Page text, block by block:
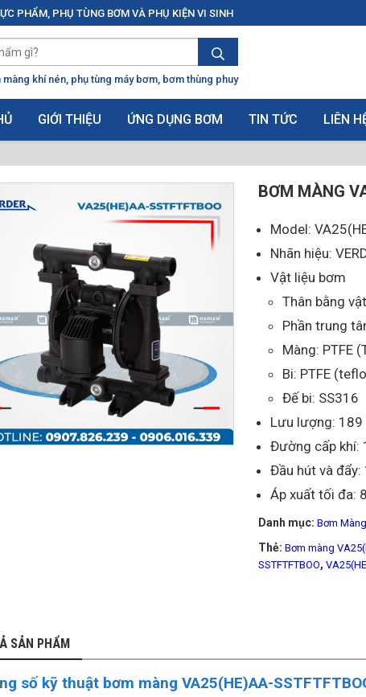
PHẨM, PHỤ TÙNG BƠM VÀ PHỤ KIỆN VI SINH
màng khí nén phụ tùng máy bơm bơm thùng phuy
GIỚI THIỆU ỨNG DỤNG BƠM TIN TỨC LIÊN
BƠM MÀNG
Model:
Nhãn hiệu:
Vật liệu bơm
Thân bằng
Phần trung
Màng: PTFE
Bi: PTFE
Đế bi: SS316
Lưu lượng:
Đường cấp khí:
Đầu hút và đẩy:
Áp xuất tối đa:
Danh mục: Bơm
Thẻ: Bơm màng
SSTFTFTBOO,
SẢN PHẨM
số kỹ thuật bơm màng VA25(HE)AA-